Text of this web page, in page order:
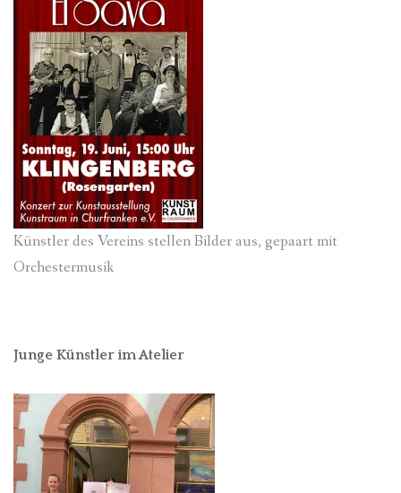
Künstler des Vereins stellen Bilder aus, gepaart mit
Orchestermusik
Junge Künstler im Atelier